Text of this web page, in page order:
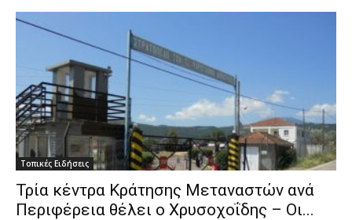
Τοπικές Ειδήσεις
Τρία κέντρα Κράτησης Μεταναστών ανά
Περιφέρεια θέλει ο Χρυσοχοΐδης – Οι...